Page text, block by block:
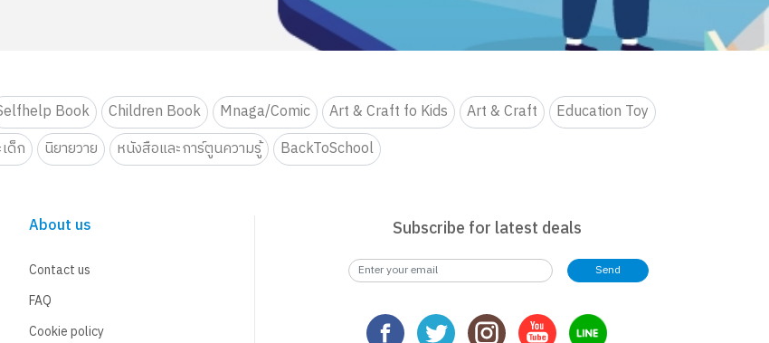
Book Children Book Mnaga/Comic Art & Craft fo Kids Art & Craft
Education Toy
ด็ก นิยายวาย หนังสือและการ์ตูนความรู้ BackToSchool
About us
Contact us
FAQ
Cookie policy
Subscribe for latest deals
Send